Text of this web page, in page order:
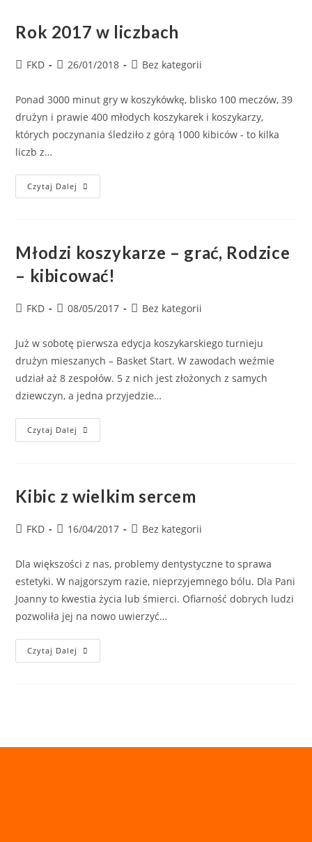
Rok 2017 w liczbach
FKD 26/01/2018 Bez kategorii
Ponad 3000 minut gry w koszykówkę, blisko 100 meczów, 39
drużyn i prawie 400 młodych koszykarek i koszykarzy,
których poczynania śledziło z górą 1000 kibiców - to kilka
liczb z…
Czytaj Dalej
Młodzi koszykarze – grać, Rodzice
– kibicować!
FKD 08/05/2017 Bez kategorii
Już w sobotę pierwsza edycja koszykarskiego turnieju
drużyn mieszanych – Basket Start. W zawodach weźmie
udział aż 8 zespołów. 5 z nich jest złożonych z samych
dziewczyn, a jedna przyjedzie…
Czytaj Dalej
Kibic z wielkim sercem
FKD 16/04/2017 Bez kategorii
Dla większości z nas, problemy dentystyczne to sprawa
estetyki. W najgorszym razie, nieprzyjemnego bólu. Dla Pani
Joanny to kwestia życia lub śmierci. Ofiarność dobrych ludzi
pozwoliła jej na nowo uwierzyć…
Czytaj Dalej